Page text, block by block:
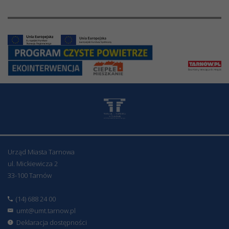
Urząd Miasta Tarnowa
ul. Mickiewicza 2
33-100 Tarnów
(14) 688 24 00
umt@umt.tarnow.pl
Deklaracja dostępności